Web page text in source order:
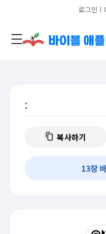
로그인 ㅣ
:
복사하기
13장